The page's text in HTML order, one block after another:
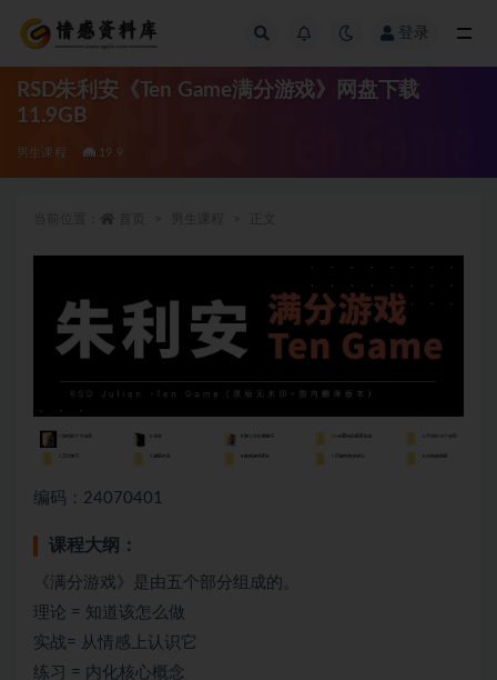
登录
RSD朱利安《Ten Game满分游戏》网盘下载
11.9GB
男生课程 19.9
编码：24070401
课程大纲：
《满分游戏》是由五个部分组成的。
理论 = 知道该怎么做
实战= 从情感上认识它
练习 = 内化核心概念